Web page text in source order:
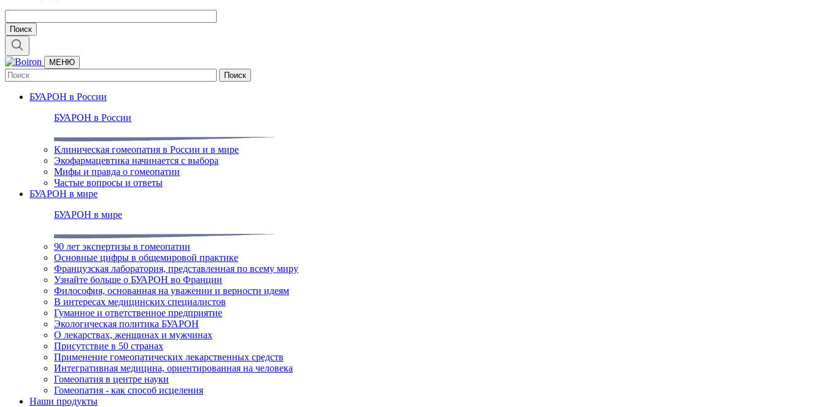
МЕНЮ
БУАРОН в России
БУАРОН в России
Клиническая гомеопатия в России и в мире
Экофармацевтика начинается с выбора
Мифы и правда о гомеопатии
Частые вопросы и ответы
БУАРОН в мире
БУАРОН в мире
90 лет экспертизы в гомеопатии
Основные цифры в общемировой практике
Французская лаборатория, представленная по всему миру
Узнайте больше о БУАРОН во Франции
Философия, основанная на уважении и верности идеям
В интересах медицинских специалистов
Гуманное и ответственное предприятие
Экологическая политика БУАРОН
О лекарствах, женщинах и мужчинах
Присутствие в 50 странах
Применение гомеопатических лекарственных средств
Интегративная медицина, ориентированная на человека
Гомеопатия в центре науки
Гомеопатия - как способ исцеления
Наши продукты